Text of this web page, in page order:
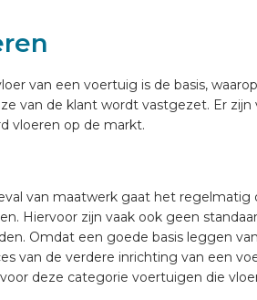
INRICHTEN
van een voertuig is de basis,
van de klant wordt vastgezet. Er zijn
vloeren op de markt.
van maatwerk gaat het regelmatig
Hiervoor zijn vaak ook geen
Omdat een goede basis leggen
van de verdere inrichting van een
deze categorie voertuigen die